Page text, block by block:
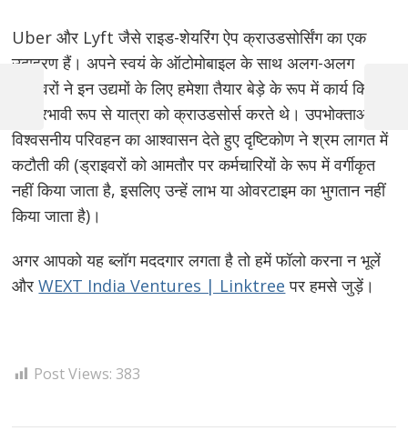
Uber और Lyft जैसे राइड-शेयरिंग ऐप क्राउडसोर्सिंग का एक
उदाहरण हैं। अपने स्वयं के ऑटोमोबाइल के साथ अलग-अलग
ड्राइवरों ने इन उद्यमों के लिए हमेशा तैयार बेड़े के रूप में कार्य किया,
जो प्रभावी रूप से यात्रा को क्राउडसोर्स करते थे। उपभोक्ताओं को
विश्वसनीय परिवहन का आश्वासन देते हुए दृष्टिकोण ने श्रम लागत में
कटौती की (ड्राइवरों को आमतौर पर कर्मचारियों के रूप में वर्गीकृत
नहीं किया जाता है, इसलिए उन्हें लाभ या ओवरटाइम का भुगतान नहीं
किया जाता है)।
अगर आपको यह ब्लॉग मददगार लगता है तो हमें फॉलो करना न भूलें
औरWEXT India Ventures | Linktree पर हमसे जुड़ें।
Post Views: 383
Post
navigation